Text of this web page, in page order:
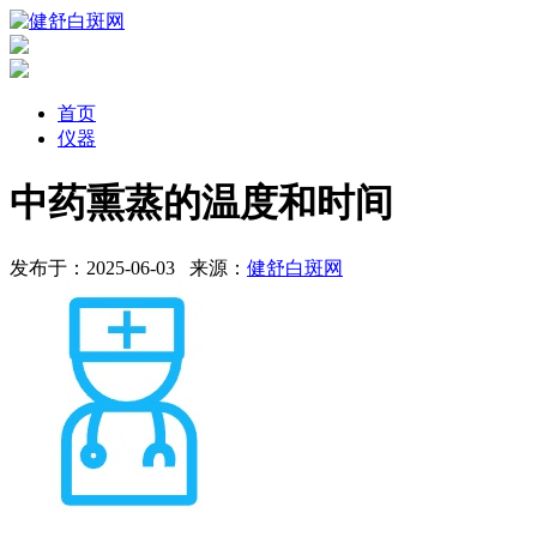
首页
仪器
中药熏蒸的温度和时间
发布于：2025-06-03 来源： 健舒白斑网